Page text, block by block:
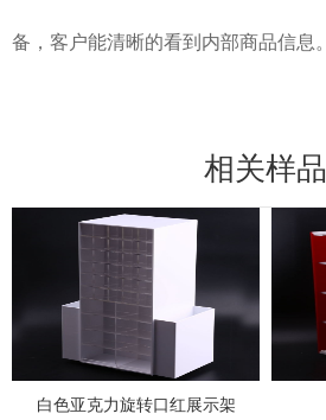
备，客户能清晰的看到内部商品信息。
相关样品
白色亚克力旋转口红展示架